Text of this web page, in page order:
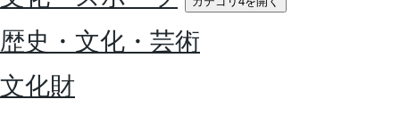
歴史・文化・芸術
文化財